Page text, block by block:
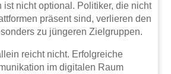
ist nicht optional. Politiker, die nicht
präsent sind, verlieren den
zu jüngeren Zielgruppen.
reicht nicht. Erfolgreiche
im digitalen Raum